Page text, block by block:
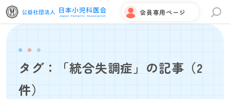
会員専用ページ
タグ：「統合失調症」の記事 （2
件）